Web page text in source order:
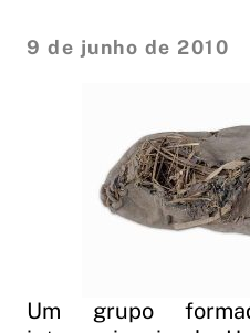
9 de junho de 2010
Um grupo